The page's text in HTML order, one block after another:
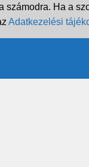
Ha a
Adatkezelési